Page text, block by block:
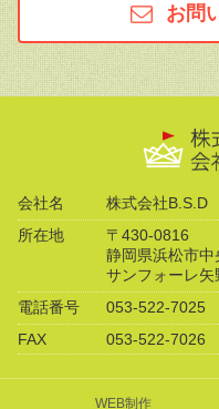
お問
会社名
株式会社B.S.D
所在地
〒430-0816
静岡県浜松市中
サンフォーレ矢
電話番号
053-522-7025
FAX
053-522-7026
WEB制作